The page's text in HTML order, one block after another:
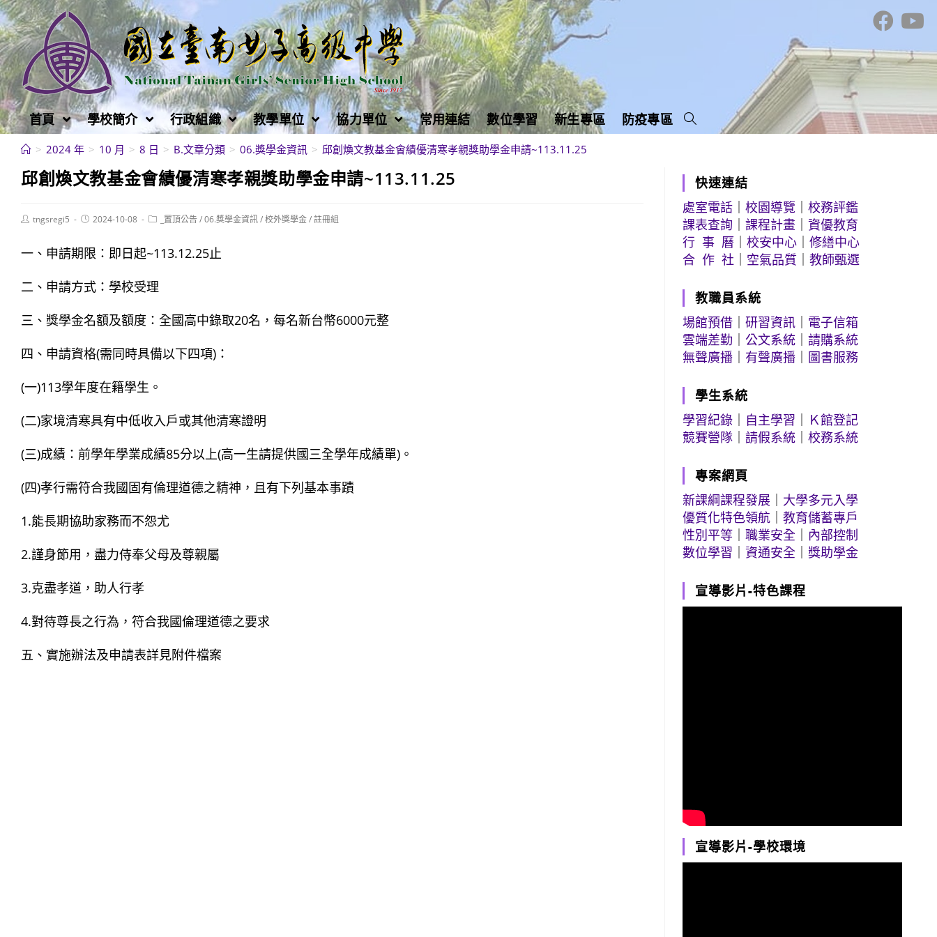
跳
轉
至
主
要
內
容
首頁 學校簡介 行政組織 教學單位 協力單位 常用連結 數位學習 新生專區 防疫專區
> 2024 年 > 10 月 > 8 日 > B.文章分類 > 06.獎學金資訊 > 邱創煥文教基金會績優清寒孝親獎助學金申請~113.11.25
邱創煥文教基金會績優清寒孝親獎助學金申請~113.11.25
Posttngsregi5
Post2024-10-08
Post _置頂公告/06.獎學金資訊/校外獎學金/註冊組
一、申請期限：即日起~113.12.25止
二、申請方式：學校受理
三、獎學金名額及額度：全國高中錄取20名，每名新台幣6000元整
四、申請資格(需同時具備以下四項)：
(一)113學年度在籍學生。
(二)家境清寒具有中低收入戶或其他清寒證明
(三)成績：前學年學業成績85分以上(高一生請提供國三全學年成績單)。
(四)孝行需符合我國固有倫理道德之精神，且有下列基本事蹟
1.能長期協助家務而不怨尤
2.謹身節用，盡力侍奉父母及尊親屬
3.克盡孝道，助人行孝
4.對待尊長之行為，符合我國倫理道德之要求
五、實施辦法及申請表詳見附件檔案
快速連結
處室電話 ｜校園導覽 ｜校務評鑑
課表查詢 ｜課程計畫 ｜資優教育
行 事 曆 ｜校安中心 ｜修繕中心
合 作 社
空氣品質 ｜教師甄選
教職員系統
場館預借 ｜研習資訊
電子信箱
雲端差勤 ｜公文系統 ｜請購系統
無聲廣播
有聲廣播 圖書服務
學生系統
學習紀錄
自主學習
Ｋ館登記
競賽營隊 ｜請假系統 ｜校務系統
專案網頁
新課綱課程發展
大學多元入學
優質化特色領航 ｜教育儲蓄專戶
性別平等 ｜職業安全
內部控制
數位學習 ｜資通安全 ｜獎助學金
宣導影片-特色課程
宣導影片-學校環境